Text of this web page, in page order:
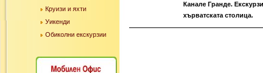
Круизи и яхти
Уикенди
Обиколни екскурзии
Канале Гранде.
хърватската столица.